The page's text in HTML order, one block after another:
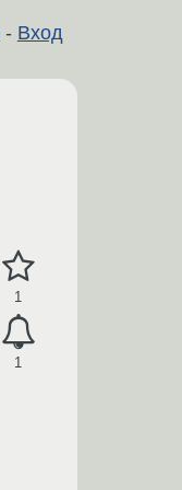
- Вход
1
1